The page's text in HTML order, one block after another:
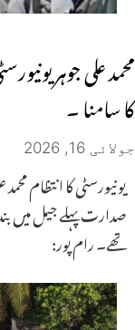
کا سامنا ۔
جولائی 16, 2026
یونیورسٹی کا انتظام
صدارت پہلے جیل میں
تھے۔ رام پور: